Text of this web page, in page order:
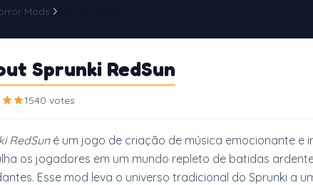
Mods
Sprunki RedSun
1540 votes
RedSuné um jogo de criação de música emocionante e
os jogadores em um mundo repleto de batidas
Esse mod leva o universo tradicional do Sprunki a